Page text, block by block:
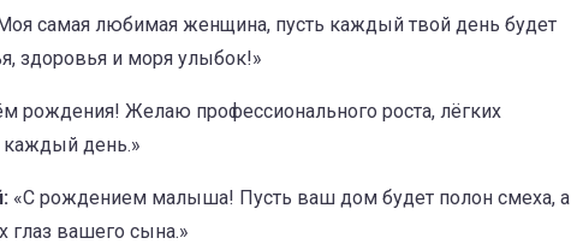
самая любимая женщина, пусть каждый твой день будет
здоровья и моря улыбок!»
рождения! Желаю профессионального роста, лёгких
каждый день.»
«С рождением малыша! Пусть ваш дом будет полон смеха, а
глаз вашего сына.»